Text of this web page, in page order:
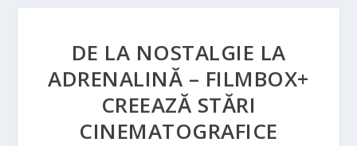
DE LA NOSTALGIE LA
ADRENALINĂ – FILMBOX+
CREEAZĂ STĂRI
CINEMATOGRAFICE